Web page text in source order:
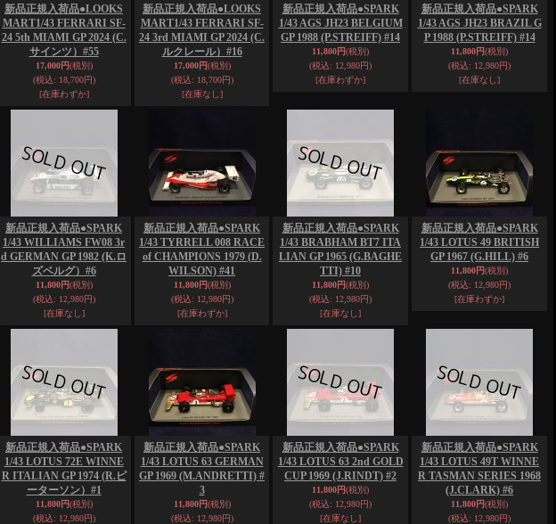
新品正規入荷品●LOOKS
MART1/43 FERRARI SF-
24 5th MIAMI GP 2024 (C.
サインツ）#55
17,000円(税別)
(税込: 18,700円)
[在庫わずか]
新品正規入荷品●LOOKS
MART1/43 FERRARI SF-
24 3rd MIAMI GP 2024 (C.
ルクレール）#16
17,000円(税別)
(税込: 18,700円)
[在庫なし]
新品正規入荷品●SPARK
1/43 AGS JH23 BELGIUM
GP 1988 (P.STREIFF) #14
11,800円(税別)
(税込: 12,980円)
[在庫わずか]
新品正規入荷品●SPARK
1/43 AGS JH23 BRAZIL G
P 1988 (P.STREIFF) #14
11,800円(税別)
(税込: 12,980円)
[在庫なし]
新品正規入荷品●SPARK
1/43 WILLIAMS FW08 3r
d GERMAN GP 1982 (K.ロ
ズベルグ）#6
11,800円(税別)
(税込: 12,980円)
[在庫なし]
新品正規入荷品●SPARK
1/43 TYRRELL 008 RACE
of CHAMPIONS 1979 (D.
WILSON) #41
11,800円(税別)
(税込: 12,980円)
[在庫わずか]
新品正規入荷品●SPARK
1/43 BRABHAM BT7 ITA
LIAN GP 1965 (G.BAGHE
TTI) #10
11,800円(税別)
(税込: 12,980円)
[在庫なし]
新品正規入荷品●SPARK
1/43 LOTUS 49 BRITISH
GP 1967 (G.HILL) #6
11,800円(税別)
(税込: 12,980円)
[在庫わずか]
新品正規入荷品●SPARK
1/43 LOTUS 72E WINNE
R ITALIAN GP 1974 (R.ピ
ーターソン）#1
11,800円(税別)
(税込: 12,980円)
新品正規入荷品●SPARK
1/43 LOTUS 63 GERMAN
GP 1969 (M.ANDRETTI) #
3
11,800円(税別)
(税込: 12,980円)
新品正規入荷品●SPARK
1/43 LOTUS 63 2nd GOLD
CUP 1969 (J.RINDT) #2
11,800円(税別)
(税込: 12,980円)
[在庫なし]
新品正規入荷品●SPARK
1/43 LOTUS 49T WINNE
R TASMAN SERIES 1968
(J.CLARK) #6
11,800円(税別)
(税込: 12,980円)